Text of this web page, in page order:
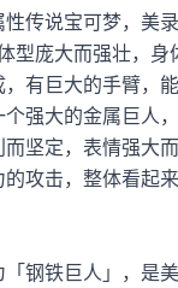
传说宝可梦，美
型庞大而强壮，身
有巨大的手臂，
强大的金属巨人
而坚定，表情强大
攻击，整体看起
钢铁巨人」，是